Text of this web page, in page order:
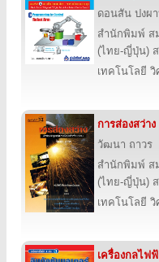
ดอนสัน ปงผ
สำนักพิมพ์ ส
(ไทย-ญี่ปุ่น)
เทคโนโลยี
การส่องสว่าง
วัฒนา ถาวร
สำนักพิมพ์ ส
(ไทย-ญี่ปุ่น)
เทคโนโลยี
เครื่องกลไฟ